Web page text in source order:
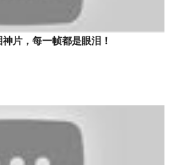
片，每一帧都是眼泪！